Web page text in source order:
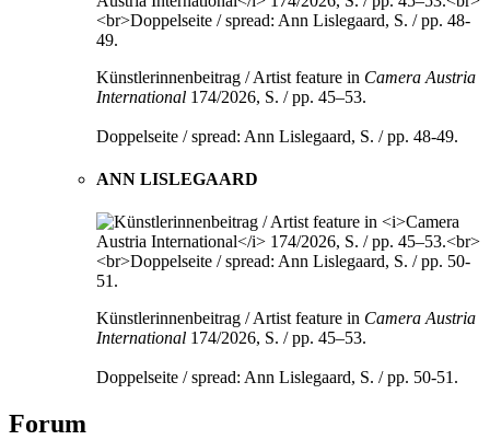
Künstlerinnenbeitrag / Artist feature in Camera Austria
International 174/2026, S. / pp. 45–53.
Doppelseite / spread: Ann Lislegaard, S. / pp. 48-49.
ANN LISLEGAARD
Künstlerinnenbeitrag / Artist feature in Camera Austria
International 174/2026, S. / pp. 45–53.
Doppelseite / spread: Ann Lislegaard, S. / pp. 50-51.
Forum